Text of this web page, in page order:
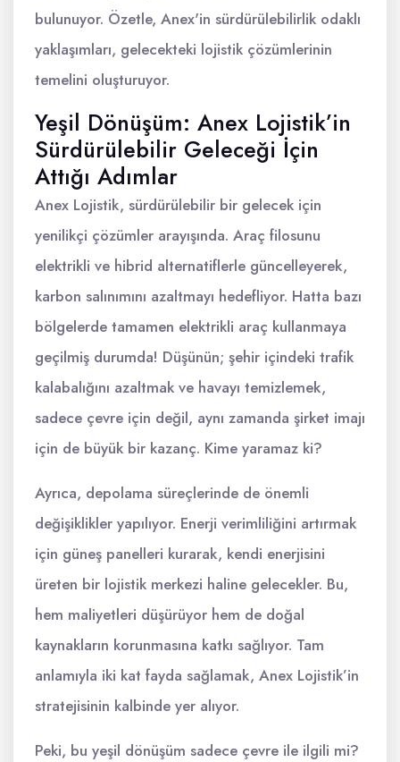
bulunuyor. Özetle, Anex'in sürdürülebilirlik odaklı
yaklaşımları, gelecekteki lojistik çözümlerinin
temelini oluşturuyor.
Yeşil Dönüşüm: Anex Lojistik’in
Sürdürülebilir Geleceği İçin
Attığı Adımlar
Anex Lojistik, sürdürülebilir bir gelecek için
yenilikçi çözümler arayışında. Araç filosunu
elektrikli ve hibrid alternatiflerle güncelleyerek,
karbon salınımını azaltmayı hedefliyor. Hatta bazı
bölgelerde tamamen elektrikli araç kullanmaya
geçilmiş durumda! Düşünün; şehir içindeki trafik
kalabalığını azaltmak ve havayı temizlemek,
sadece çevre için değil, aynı zamanda şirket imajı
için de büyük bir kazanç. Kime yaramaz ki?
Ayrıca, depolama süreçlerinde de önemli
değişiklikler yapılıyor. Enerji verimliliğini artırmak
için güneş panelleri kurarak, kendi enerjisini
üreten bir lojistik merkezi haline gelecekler. Bu,
hem maliyetleri düşürüyor hem de doğal
kaynakların korunmasına katkı sağlıyor. Tam
anlamıyla iki kat fayda sağlamak, Anex Lojistik’in
stratejisinin kalbinde yer alıyor.
Peki, bu yeşil dönüşüm sadece çevre ile ilgili mi?